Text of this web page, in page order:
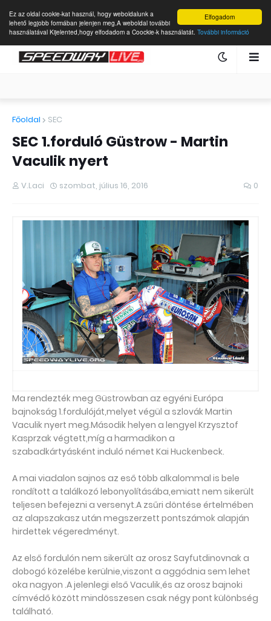
Elfogadom
Ez az oldal cookie-kat használ, hogy weboldalunk a
lehető legjobb formában jelenjen meg.A weboldal további
használatával Kijelented,hogy elfodadom a Coockie-k használatát. További információ
Főoldal SEC
SEC 1.forduló Güstrow - Martin
Vaculik nyert
V.Laci szombat, július 16, 2016 0
Ma rendezték meg Güstrowban az egyéni Európa
bajnokság 1.fordulóját,melyet végül a szlovák Martin
Vaculik nyert meg.Második helyen a lengyel Krzysztof
Kasprzak végtett,míg a harmadikon a
szabadkártyásként induló német Kai Huckenbeck.
A mai viadalon sajnos az eső több alkalommal is bele
rondított a találkozó lebonyolításába,emiatt nem sikerült
teljesen befejezni a versenyt.A zsűri döntése értelmében
az alapszakasz után megszerzett pontszámok alapján
hirdettek végeredményt.
Az első fordulón nem sikerült az orosz Sayfutdinovnak a
dobogó közelébe kerülnie,viszont a aggódnia sem lehet
oka nagyon .A jelenlegi első Vaculik,és az orosz bajnoki
címvédő között mindösszesen csak négy pont különbség
található.